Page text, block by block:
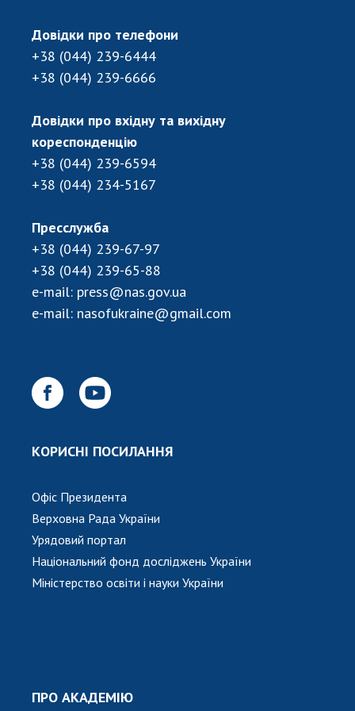
Засідання Президії НАН України
Сесії Загальних зборів НАН України
Річні фінансові звіти НАН України
Наукові публікації та видавнича діяльність
Охорона прав інтелектуальної власності та
трансфер технологій в наукових установах
надбання
Центри колективного користування
науковими приладами НАН України
Оцінювання ефективності діяльності
наукових установ
Підготовка наукових кадрів
Робота з молоддю
Членство в міжнародних організаціях
Міжнародні угоди
Міжнародні програми та конкурси
ДОКУМЕНТИ
Довідки про телефони
+38 (044) 239-6444
+38 (044) 239-6666
Довідки про вхідну та вихідну
кореспонденцію
+38 (044) 239-6594
+38 (044) 234-5167
Пресслужба
+38 (044) 239-67-97
+38 (044) 239-65-88
e-mail: press@nas.gov.ua
e-mail: nasofukraine@gmail.com
КОРИСНІ ПОСИЛАННЯ
Офіс Президента
Верховна Рада України
Урядовий портал
Національний фонд досліджень України
Міністерство освіти і науки України
ПРО АКАДЕМІЮ